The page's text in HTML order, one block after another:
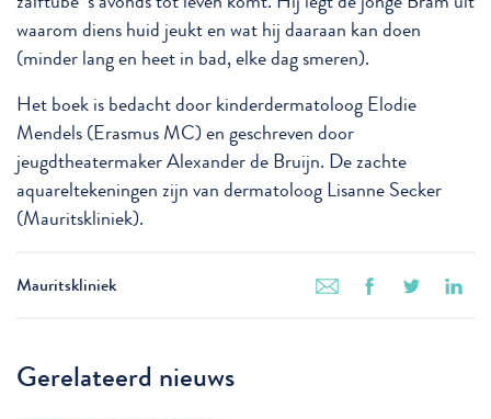
waarom diens huid jeukt en wat hij daaraan kan doen
(minder lang en heet in bad, elke dag smeren).
Het boek is bedacht door kinderdermatoloog Elodie
Mendels (Erasmus MC) en geschreven door
jeugdtheatermaker Alexander de Bruijn. De zachte
aquareltekeningen zijn van dermatoloog Lisanne Secker
(Mauritskliniek).
Mauritskliniek
Gerelateerd nieuws